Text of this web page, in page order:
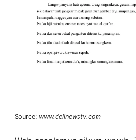
Source: www.delinewstv.com